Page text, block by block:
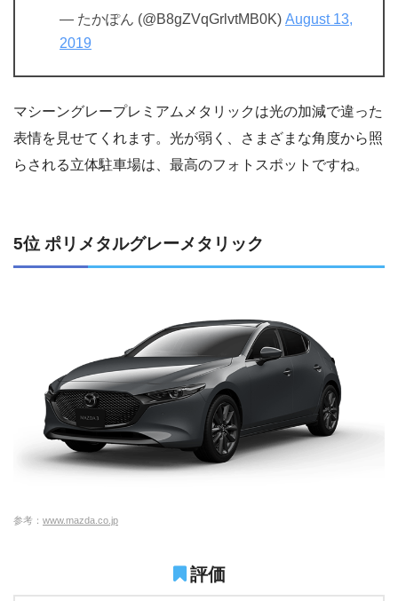
— たかぽん (@B8gZVqGrlvtMB0K) August 13,
2019
マシーングレープレミアムメタリックは光の加減で違った
表情を見せてくれます。光が弱く、さまざまな角度から照
らされる立体駐車場は、最高のフォトスポットですね。
5位 ポリメタルグレーメタリック
参考： www.mazda.co.jp
評価